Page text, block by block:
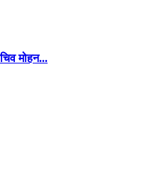
मोहन...